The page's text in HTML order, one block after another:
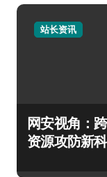
站长资讯
网安视角：
资源攻防新